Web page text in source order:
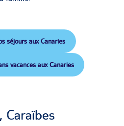
séjours aux Canaries
vacances aux Canaries
Caraïbes